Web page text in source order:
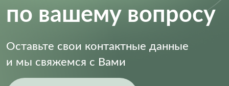
по вашему вопросу
Оставьте свои контактные данные
и мы свяжемся с Вами